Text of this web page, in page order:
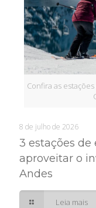
Confira as
8 de julho de 2026
3 estações de
aproveitar o
Andes
Leia mais